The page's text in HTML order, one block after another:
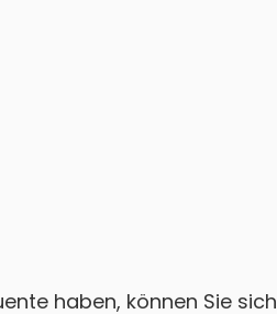
haben, können Sie sich